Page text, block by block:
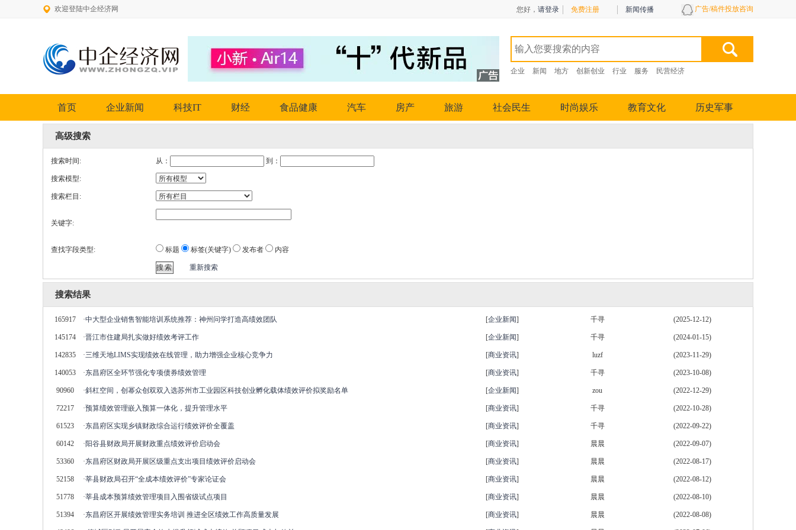
欢迎登陆中企经济网 您好， 请登录 免费注册 新闻传播 广告/稿件投放咨询
企业 新闻 地方 创新创业 行业 服务 民营经济
首页 企业新闻 科技IT 财经 食品健康 汽车 房产 旅游 社会民生 时尚娱乐 教育文化 历史军事
高级搜索
搜索时间: 从： 到：
搜索模型:
搜索栏目:
关键字:
查找字段类型: 标题 标签(关键字) 发布者 内容
重新搜索
搜索结果
165917 ·中大型企业销售智能培训系统推荐：神州问学打造高绩效团队 [企业新闻] 千寻 (2025-12-12)
145174 ·晋江市住建局扎实做好绩效考评工作 [企业新闻] 千寻 (2024-01-15)
142835 ·三维天地LIMS实现绩效在线管理，助力增强企业核心竞争力 [商业资讯] luzf (2023-11-29)
140053 ·东昌府区全环节强化专项债券绩效管理 [商业资讯] 千寻 (2023-10-08)
90960 ·斜杠空间，创幂众创双双入选苏州市工业园区科技创业孵化载体绩效评价拟奖励名单 [企业新闻] zou (2022-12-29)
72217 ·预算绩效管理嵌入预算一体化，提升管理水平 [商业资讯] 千寻 (2022-10-28)
61523 ·东昌府区实现乡镇财政综合运行绩效评价全覆盖 [商业资讯] 千寻 (2022-09-22)
60142 · 阳谷县财政局开展财政重点绩效评价启动会 [商业资讯] 晨晨 (2022-09-07)
53360 ·东昌府区财政局开展区级重点支出项目绩效评价启动会 [商业资讯] 晨晨 (2022-08-17)
52158 ·莘县财政局召开“全成本绩效评价”专家论证会 [商业资讯] 晨晨 (2022-08-12)
51778 ·莘县成本预算绩效管理项目入围省级试点项目 [商业资讯] 晨晨 (2022-08-10)
51394 ·东昌府区开展绩效管理实务培训 推进全区绩效工作高质量发展 [商业资讯] 晨晨 (2022-08-08)